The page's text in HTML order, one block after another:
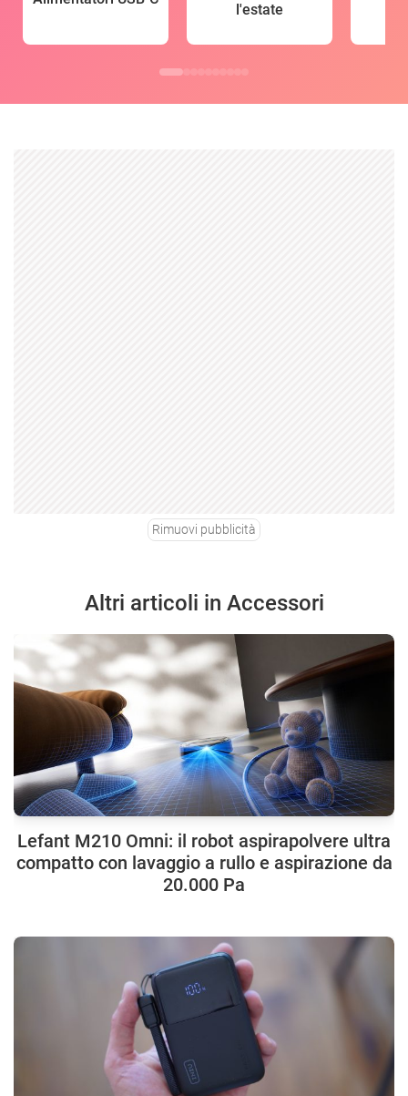
l'estate
Rimuovi pubblicità
Altri articoli in Accessori
Lefant M210 Omni: il robot aspirapolvere ultra
compatto con lavaggio a rullo e aspirazione da
20.000 Pa